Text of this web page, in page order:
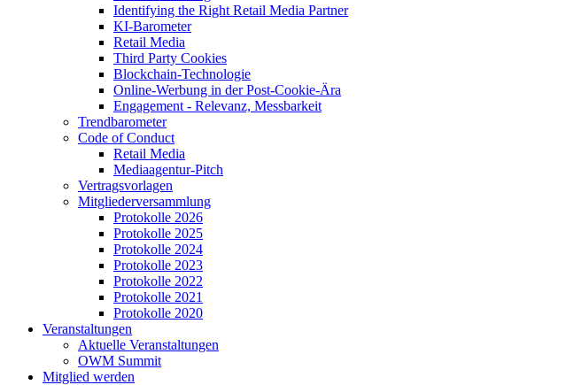
Identifying the Right Retail Media Partner
KI-Barometer
Retail Media
Third Party Cookies
Blockchain-Technologie
Online-Werbung in der Post-Cookie-Ära
Engagement - Relevanz, Messbarkeit
Trendbarometer
Code of Conduct
Retail Media
Mediaagentur-Pitch
Vertragsvorlagen
Mitgliederversammlung
Protokolle 2026
Protokolle 2025
Protokolle 2024
Protokolle 2023
Protokolle 2022
Protokolle 2021
Protokolle 2020
Veranstaltungen
Aktuelle Veranstaltungen
OWM Summit
Mitglied werden